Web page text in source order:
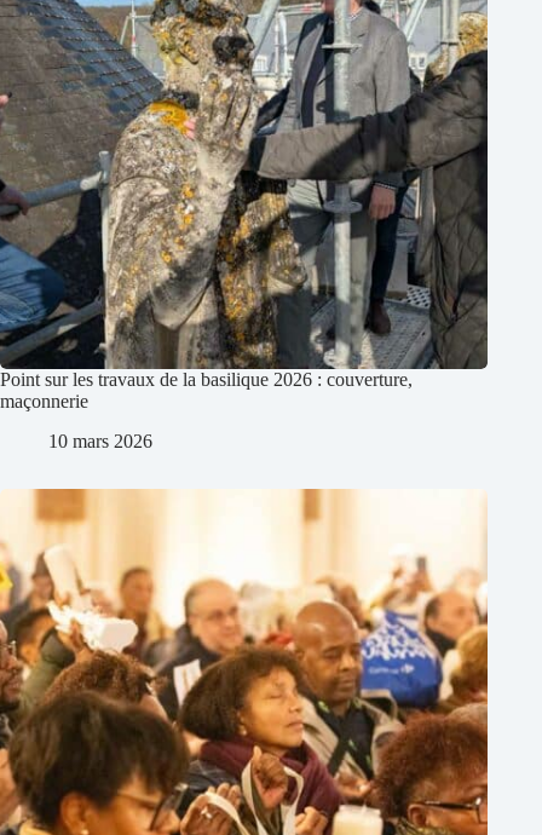
Point sur les travaux de la basilique 2026 : couverture,
maçonnerie
10 mars 2026